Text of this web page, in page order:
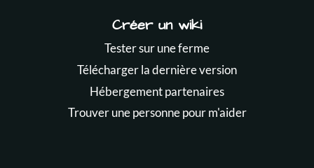
Créer un wiki
Tester sur une ferme
Télécharger la dernière version
Hébergement partenaires
Trouver une personne pour m'aider